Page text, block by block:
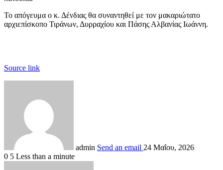
Το απόγευμα ο κ. Δένδιας θα συναντηθεί με τον μακαριώτατο
αρχιεπίσκοπο Τιράνων, Δυρραχίου και Πάσης Αλβανίας Ιωάννη.
Source link
admin Send an email 24 Μαΐου, 2026
0 5 Less than a minute